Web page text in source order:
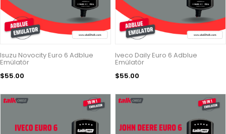
Isuzu Novocity Euro 6 Adblue
Emülatör
$55.00
Iveco Daily Euro 6 Adblue
Emülatör
$55.00